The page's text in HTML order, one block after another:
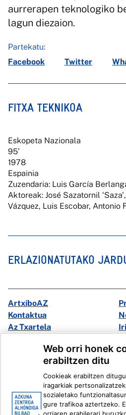
aurrerapen teknologiko
lagun diezaion.
Partekatu:
Facebook
Twitter
FITXA TEKNIKOA
Eskopeta Nazionala
95’
1978
Espainia
Zuzendaria: Luis García
Aktoreak: José Sazatornil
Vázquez, Luis Escobar, Antonio
ERLAZIONATUTAKO
ArtxiboAZ
Kontaktua
Az Txartela
Instagram
Linkedin
Web orri honek
erabiltzen ditu
Cookieak erabiltzen
iragarkiak
sozialetako
gure trafikoa aztertzeko.